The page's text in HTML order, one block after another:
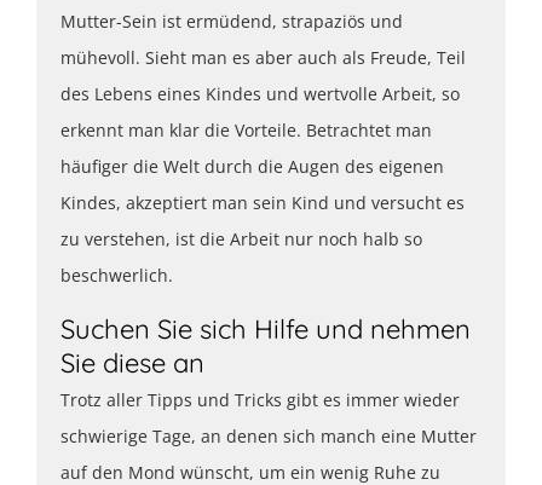
Mutter-Sein ist ermüdend, strapaziös und
mühevoll. Sieht man es aber auch als Freude, Teil
des Lebens eines Kindes und wertvolle Arbeit, so
erkennt man klar die Vorteile. Betrachtet man
häufiger die Welt durch die Augen des eigenen
Kindes, akzeptiert man sein Kind und versucht es
zu verstehen, ist die Arbeit nur noch halb so
beschwerlich.
Suchen Sie sich Hilfe und nehmen
Sie diese an
Trotz aller Tipps und Tricks gibt es immer wieder
schwierige Tage, an denen sich manch eine Mutter
auf den Mond wünscht, um ein wenig Ruhe zu